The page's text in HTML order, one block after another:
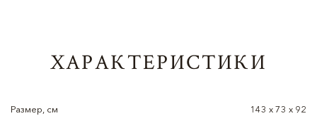
ХАРАКТЕРИСТИКИ
Размер, см 143 x 73 x 92